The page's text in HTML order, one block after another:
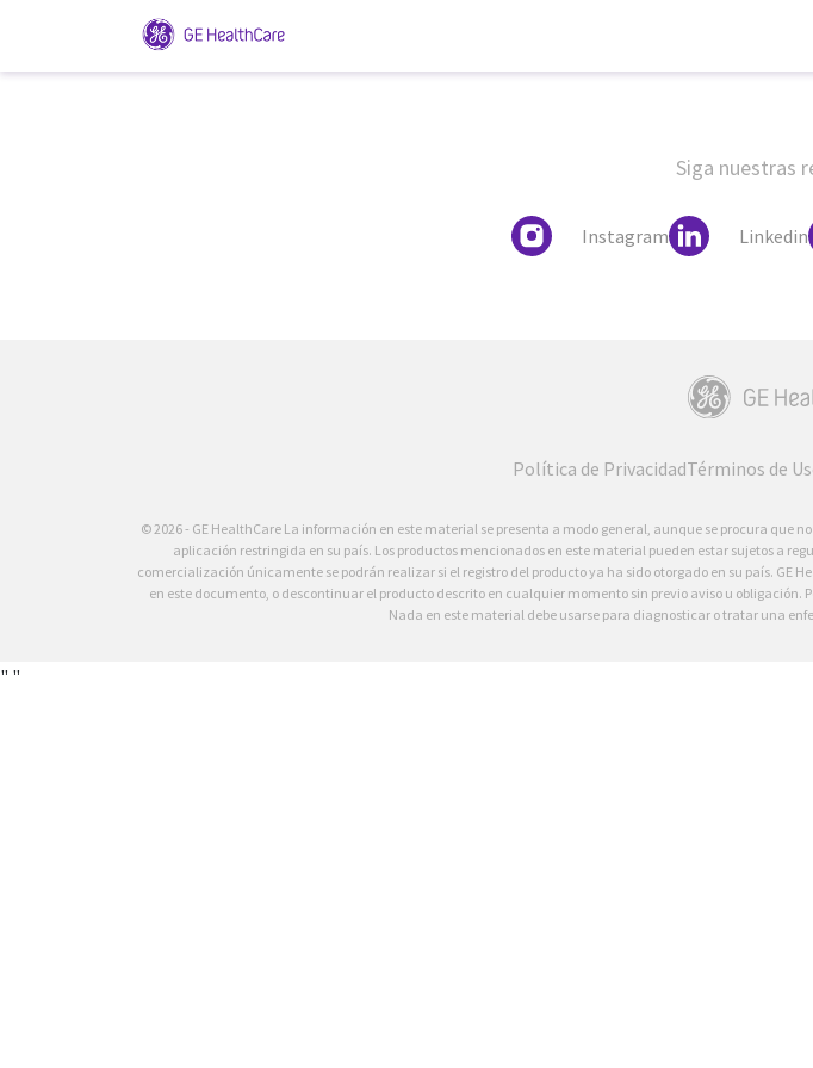
Siga nuestras
Instagram Linkedin
Política de PrivacidadTérminos de
© 2026 - GE HealthCare La información en este material se presenta a modo general, aunque se procura
aplicación restringida en su país. Los productos mencionados en este material pueden estar sujetos a
comercialización únicamente se podrán realizar si el registro del producto ya ha sido otorgado en su país. GE
en este documento, o descontinuar el producto descrito en cualquier momento sin previo aviso u
Nada en este material debe usarse para diagnosticar o tratar una
" "